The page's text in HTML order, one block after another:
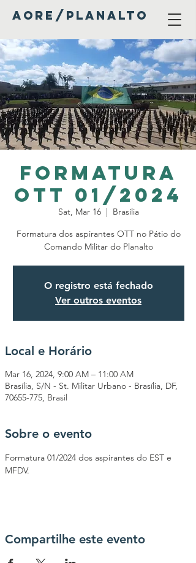
AORE/PLANALTO
Formatura
OTT 01/2024
Sat, Mar 16
  |
Brasília
Formatura dos aspirantes OTT no Pátio do
Comando Militar do Planalto
O registro está fechado
Ver outros eventos
Local e Horário
Mar 16, 2024, 9:00 AM – 11:00 AM
Brasília, S/N - St. Militar Urbano - Brasília, DF,
70655-775, Brasil
Sobre o evento
Formatura 01/2024 dos aspirantes do EST e
MFDV.
Compartilhe este evento